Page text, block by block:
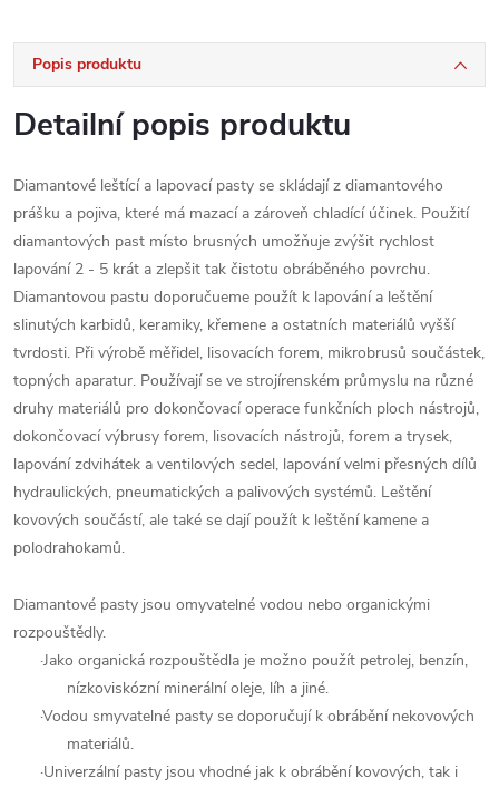
Popis produktu
Detailní popis produktu
Diamantové leštící a lapovací pasty se skládají z diamantového
prášku a pojiva, které má mazací a zároveň chladící účinek. Použití
diamantových past místo brusných umožňuje zvýšit rychlost
lapování 2 - 5 krát a zlepšit tak čistotu obráběného povrchu.
Diamantovou pastu doporučueme použít k lapování a leštění
slinutých karbidů, keramiky, křemene a ostatních materiálů vyšší
tvrdosti. Při výrobě měřidel, lisovacích forem, mikrobrusů součástek,
topných aparatur. Používají se ve strojírenském průmyslu na různé
druhy materiálů pro dokončovací operace funkčních ploch nástrojů,
dokončovací výbrusy forem, lisovacích nástrojů, forem a trysek,
lapování zdvihátek a ventilových sedel, lapování velmi přesných dílů
hydraulických, pneumatických a palivových systémů. Leštění
kovových součástí, ale také se dají použít k leštění kamene a
polodrahokamů.
Diamantové pasty jsou omyvatelné vodou nebo organickými
rozpouštědly.
·Jako organická rozpouštědla je možno použít petrolej, benzín,
nízkoviskózní minerální oleje, líh a jiné.
·Vodou smyvatelné pasty se doporučují k obrábění nekovových
materiálů.
·Univerzální pasty jsou vhodné jak k obrábění kovových, tak i